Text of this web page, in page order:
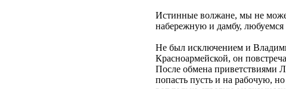
Истинные волжане, мы не
набережную и дамбу,
Не был исключением и
Красноармейской, он
После обмена приветствиями
попасть пусть и на рабочую,